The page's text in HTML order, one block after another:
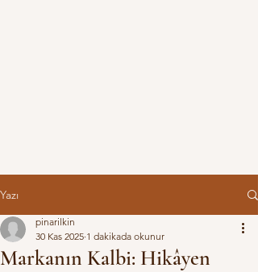
Yazı
Markanın Kalbi: Hikâyen
pinarilkin
30 Kas 2025 1 dakikada okunur